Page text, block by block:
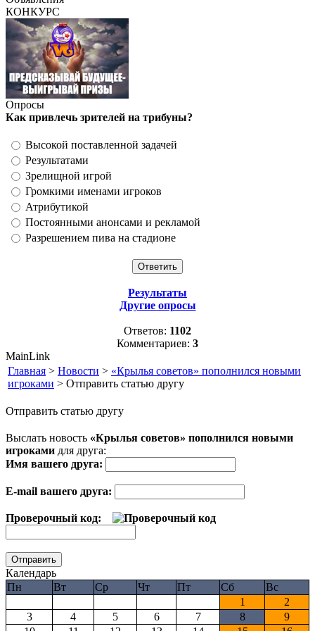
КОНКУРС
Опросы
Как привлечь зрителей на трибуны?
Высокой поставленной задачей
Результатами
Зрелищной игрой
Громкими именами игроков
Атрибутикой
Постоянными анонсами и рекламой
Разрешением пива на стадионе
Результаты
Другие опросы
Ответов: 1102
Комментариев: 3
MainLink
Главная > Новости > «Крылья советов» пополнился новыми
игроками > Отправить статью другу
Отправить статью другу
Выслать новость «Крылья советов» пополнился новыми
игроками для друга:
Имя вашего друга:
E-mail вашего друга:
Проверочный код:
Календарь
Пн
Вт Ср Чт Пт Сб
Вс
1
2
3
4 5 6 7 8
9